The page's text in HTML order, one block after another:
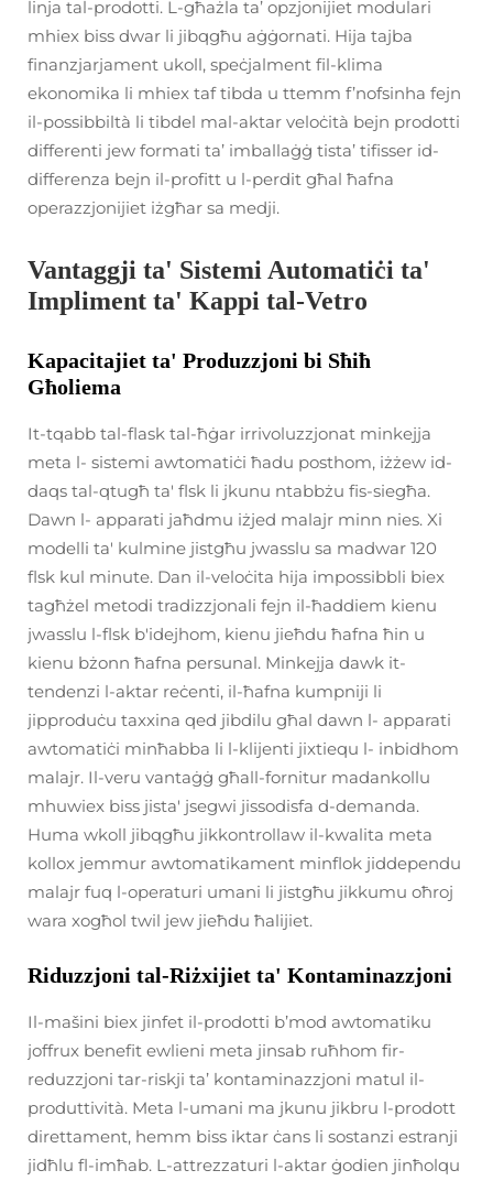
linja tal-prodotti. L-għażla ta’ opzjonijiet modulari
mhiex biss dwar li jibqgħu aġġornati. Hija tajba
finanzjarjament ukoll, speċjalment fil-klima
ekonomika li mhiex taf tibda u ttemm f’nofsinha fejn
il-possibbiltà li tibdel mal-aktar veloċità bejn prodotti
differenti jew formati ta’ imballaġġ tista’ tifisser id-
differenza bejn il-profitt u l-perdit għal ħafna
operazzjonijiet iżgħar sa medji.
Vantaggji ta' Sistemi Automatiċi ta'
Impliment ta' Kappi tal-Vetro
Kapacitajiet ta' Produzzjoni bi Sħiħ
Għoliema
It-tqabb tal-flask tal-ħġar irrivoluzzjonat minkejja
meta l- sistemi awtomatiċi ħadu posthom, iżżew id-
daqs tal-qtugħ ta' flsk li jkunu ntabbżu fis-siegħa.
Dawn l- apparati jaħdmu iżjed malajr minn nies. Xi
modelli ta' kulmine jistgħu jwasslu sa madwar 120
flsk kul minute. Dan il-veloċita hija impossibbli biex
tagħżel metodi tradizzjonali fejn il-ħaddiem kienu
jwasslu l-flsk b'idejhom, kienu jieħdu ħafna ħin u
kienu bżonn ħafna persunal. Minkejja dawk it-
tendenzi l-aktar reċenti, il-ħafna kumpniji li
jipproduċu taxxina qed jibdilu għal dawn l- apparati
awtomatiċi minħabba li l-klijenti jixtiequ l- inbidhom
malajr. Il-veru vantaġġ għall-fornitur madankollu
mhuwiex biss jista' jsegwi jissodisfa d-demanda.
Huma wkoll jibqgħu jikkontrollaw il-kwalita meta
kollox jemmur awtomatikament minflok jiddependu
malajr fuq l-operaturi umani li jistgħu jikkumu oħroj
wara xogħol twil jew jieħdu ħalijiet.
Riduzzjoni tal-Riżxijiet ta' Kontaminazzjoni
Il-mašini biex jinfet il-prodotti b’mod awtomatiku
joffrux benefit ewlieni meta jinsab ruħhom fir-
reduzzjoni tar-riskji ta’ kontaminazzjoni matul il-
produttività. Meta l-umani ma jkunu jikbru l-prodott
direttament, hemm biss iktar ċans li sostanzi estranji
jidħlu fl-imħab. L-attrezzaturi l-aktar ġodien jinħolqu